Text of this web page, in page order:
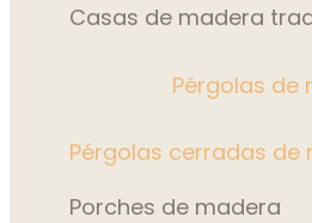
Casas de madera
Pérgolas de
Pérgolas cerradas de
Porches de madera